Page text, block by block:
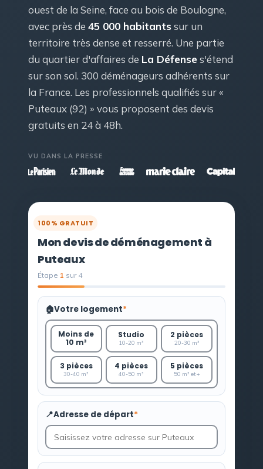
ouest de la Seine, face au bois de Boulogne,
avec près de 45 000 habitants sur un
territoire très dense et resserré. Une partie
du quartier d'affaires de La Défenses'étend
sur son sol. 300 déménageurs adhérents sur
la France. Les professionnels qualifiés sur «
Puteaux (92) » vous proposent des devis
gratuits en 24 à 48h.
VU DANS LA PRESSE
100% GRATUIT
Mon devis de déménagement à
Puteaux
Étape 1 sur 4
🏠Votre logement*
Moins de
10 m³
Studio
10-20 m³
2 pièces
20-30 m³
3 pièces
30-40 m³
4 pièces
40-50 m³
5 pièces
50 m³ et +
📍Adresse de départ*